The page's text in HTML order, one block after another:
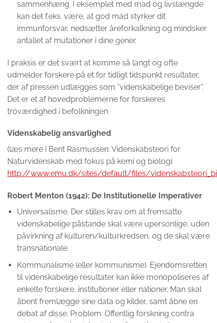
sammenhæng. I eksemplet med mad og livslængde
kan det f.eks. være, at god mad styrker dit
immunforsvar, nedsætter åreforkalkning og mindsker
antallet af mutationer i dine gener.
I praksis er det svært at komme så langt og ofte
udmelder forskere på et for tidligt tidspunkt resultater,
der af pressen udlægges som ”videnskabelige beviser”.
Det er et af hovedproblemerne for forskeres
troværdighed i befolkningen
Videnskabelig ansvarlighed
(læs mere i Bent Rasmussen: Videnskabsteori for
Naturvidenskab med fokus på kemi og biologi:
http://www.emu.dk/sites/default/files/
Robert Menton (1942): De Institutionelle Imperativer
Universalisme. Der stilles krav om at fremsatte
videnskabelige påstande skal være upersonlige, uden
påvirkning af kulturen/kulturkredsen, og de skal være
transnationale.
Kommunalisme (eller kommunisme). Ejen­domsretten
til videnskabelige resultater kan ikke monopoliseres af
enkelte forskere, institutioner eller nationer. Man skal
åbent fremlægge sine data og kilder, samt åbne en
debat af disse. Problem: Offentlig forskning contra